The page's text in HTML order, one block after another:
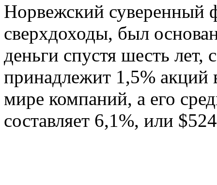
Норвежский суверенный
сверхдоходы, был
деньги спустя шесть лет,
принадлежит 1,5% акций
мире компаний, а его
составляет 6,1%, или